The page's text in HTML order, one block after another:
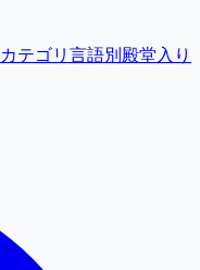
カテゴリ 言語別殿堂入り